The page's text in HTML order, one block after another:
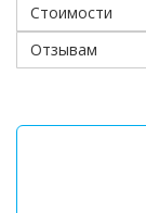
Стоимости
Отзывам